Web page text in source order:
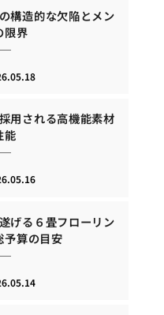
構造的な欠陥とメン
限界
用される高機能素材
能
げる６畳フローリン
予算の目安